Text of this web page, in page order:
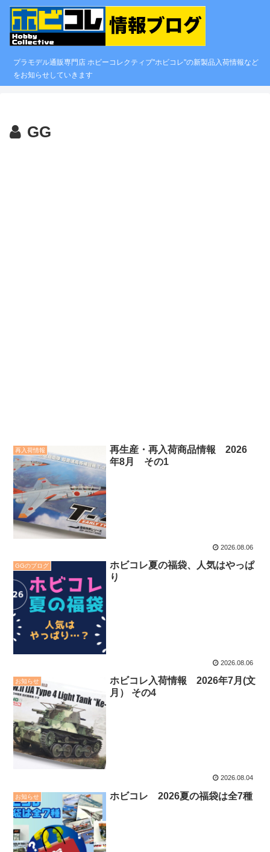
プラモデル通販専門店 ホビーコレクティブ"ホビコレ"の新製品入荷情報など
をお知らせしていきます
GG
再入荷情報
再生産・再入荷商品情報 2026
年8月 その1
2026.08.06
GGのブログ
ホビコレ夏の福袋、人気はやっぱ
り
2026.08.06
お知らせ
ホビコレ入荷情報 2026年7月(文
月） その4
2026.08.04
お知らせ ホビコレ 2026夏の福袋は全7種